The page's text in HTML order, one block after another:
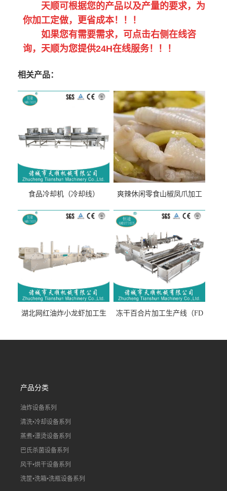
天顺可根据您的产品以及产量的要求，为
你加工定做，更省成本！！！
如果您有需要需求，可点击右侧在线咨
询，天顺为您提供24H在线服务！！！
相关产品：
食品冷却机（冷却线）
爽辣休闲零食山椒凤爪加工
流水线）
湖北网红油炸小龙虾加工生
线）
冻干百合片加工生产线（FD
线）
产品分类
油炸设备系列
清洗•冷却设备系列
蒸煮•漂烫设备系列
巴氏杀菌设备系列
风干•烘干设备系列
洗筐•洗箱•洗瓶设备系列